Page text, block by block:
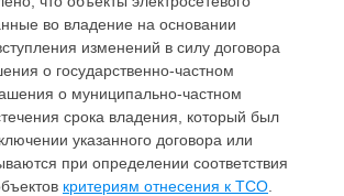
во владение на основании
изменений в силу договора
о государственно-частном
о муниципально-частном
срока владения, который был
указанного договора или
при определении соответствия
критериям отнесения к ТСО